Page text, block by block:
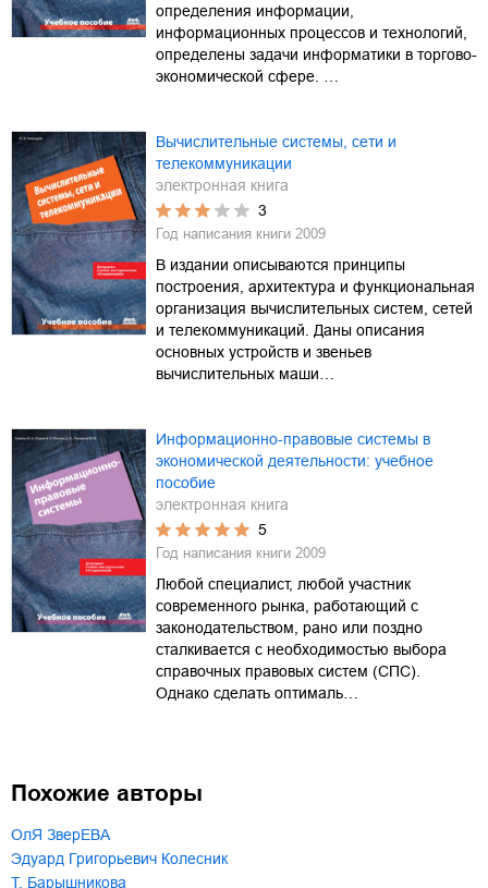
определения информации,
информационных процессов и технологий,
определены задачи информатики в торгово-
экономической сфере. …
Вычислительные системы, сети и
телекоммуникации
электронная книга
3
Год написания книги 2009
В издании описываются принципы
построения, архитектура и функциональная
организация вычислительных систем, сетей
и телекоммуникаций. Даны описания
основных устройств и звеньев
вычислительных маши…
Информационно-правовые системы в
экономической деятельности: учебное
пособие
электронная книга
5
Год написания книги 2009
Любой специалист, любой участник
современного рынка, работающий с
законодательством, рано или поздно
сталкивается с необходимостью выбора
справочных правовых систем (СПС).
Однако сделать оптималь…
Похожие авторы
ОлЯ ЗверЕВА
Эдуард Григорьевич Колесник
Т. Барышникова